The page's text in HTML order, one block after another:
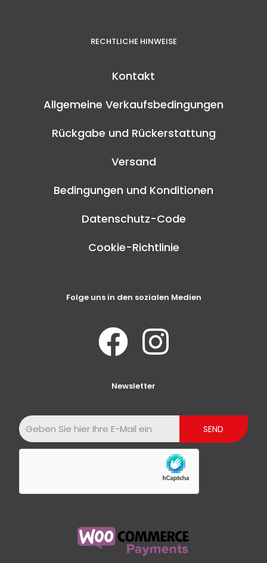
RECHTLICHE HINWEISE
Kontakt
Allgemeine Verkaufsbedingungen
Rückgabe und Rückerstattung
Versand
Bedingungen und Konditionen
Datenschutz-Code
Cookie-Richtlinie
Folge uns in den sozialen Medien
Newsletter